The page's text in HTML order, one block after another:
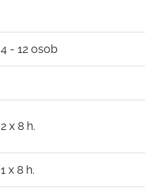
4 - 12 osob
2 x 8 h.
1 x 8 h.